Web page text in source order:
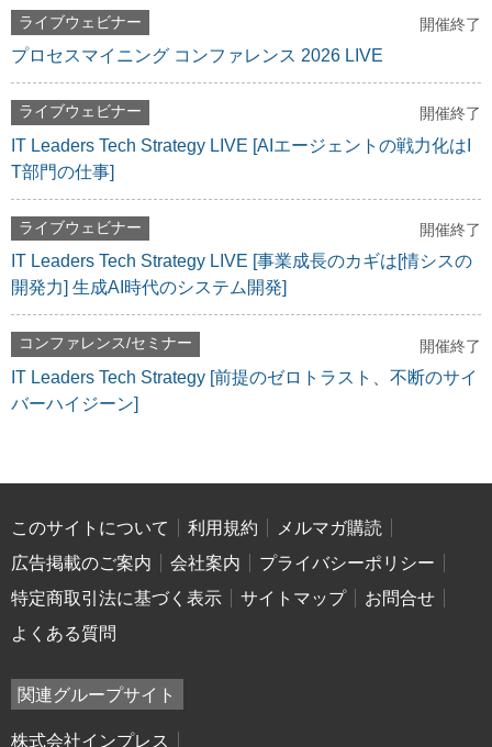
ライブウェビナー 開催終了
プロセスマイニング コンファレンス 2026 LIVE
ライブウェビナー 開催終了
IT Leaders Tech Strategy LIVE [AIエージェントの戦力化はI
T部門の仕事]
ライブウェビナー 開催終了
IT Leaders Tech Strategy LIVE [事業成長のカギは[情シスの
開発力] 生成AI時代のシステム開発]
コンファレンス/セミナー 開催終了
IT Leaders Tech Strategy [前提のゼロトラスト、不断のサイ
バーハイジーン]
このサイトについて 利用規約
メルマガ購読
広告掲載のご案内
会社案内
プライバシーポリシー
特定商取引法に基づく表示
サイトマップ
お問合せ
よくある質問
関連グループサイト
株式会社インプレス